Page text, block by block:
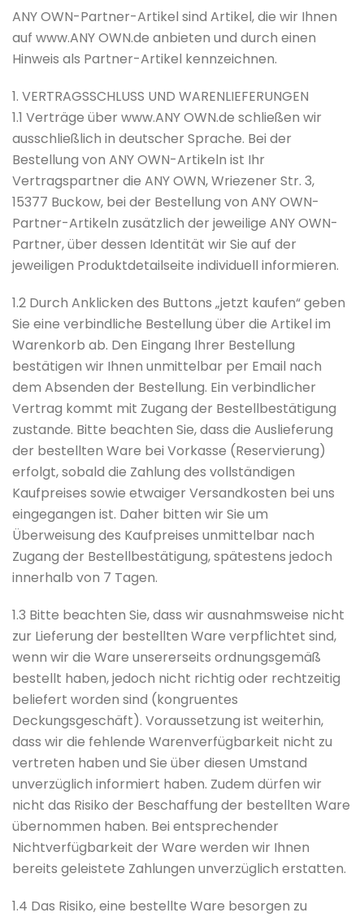
ANY OWN-Partner-Artikel sind Artikel, die wir Ihnen
auf www.ANY OWN.de anbieten und durch einen
Hinweis als Partner-Artikel kennzeichnen.
1. VERTRAGSSCHLUSS UND WARENLIEFERUNGEN
1.1 Verträge über www.ANY OWN.de schließen wir
ausschließlich in deutscher Sprache. Bei der
Bestellung von ANY OWN-Artikeln ist Ihr
Vertragspartner die ANY OWN, Wriezener Str. 3,
15377 Buckow, bei der Bestellung von ANY OWN-
Partner-Artikeln zusätzlich der jeweilige ANY OWN-
Partner, über dessen Identität wir Sie auf der
jeweiligen Produktdetailseite individuell informieren.
1.2 Durch Anklicken des Buttons „jetzt kaufen“ geben
Sie eine verbindliche Bestellung über die Artikel im
Warenkorb ab. Den Eingang Ihrer Bestellung
bestätigen wir Ihnen unmittelbar per Email nach
dem Absenden der Bestellung. Ein verbindlicher
Vertrag kommt mit Zugang der Bestellbestätigung
zustande. Bitte beachten Sie, dass die Auslieferung
der bestellten Ware bei Vorkasse (Reservierung)
erfolgt, sobald die Zahlung des vollständigen
Kaufpreises sowie etwaiger Versandkosten bei uns
eingegangen ist. Daher bitten wir Sie um
Überweisung des Kaufpreises unmittelbar nach
Zugang der Bestellbestätigung, spätestens jedoch
innerhalb von 7 Tagen.
1.3 Bitte beachten Sie, dass wir ausnahmsweise nicht
zur Lieferung der bestellten Ware verpflichtet sind,
wenn wir die Ware unsererseits ordnungsgemäß
bestellt haben, jedoch nicht richtig oder rechtzeitig
beliefert worden sind (kongruentes
Deckungsgeschäft). Voraussetzung ist weiterhin,
dass wir die fehlende Warenverfügbarkeit nicht zu
vertreten haben und Sie über diesen Umstand
unverzüglich informiert haben. Zudem dürfen wir
nicht das Risiko der Beschaffung der bestellten Ware
übernommen haben. Bei entsprechender
Nichtverfügbarkeit der Ware werden wir Ihnen
bereits geleistete Zahlungen unverzüglich erstatten.
1.4 Das Risiko, eine bestellte Ware besorgen zu